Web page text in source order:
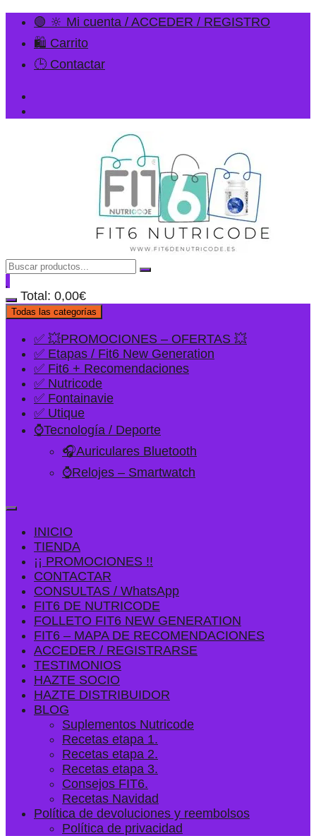
🟢 🔆 Mi cuenta / ACCEDER / REGISTRO
🛍️ Carrito
🕒 Contactar
Total: 0,00€
Todas las categorías
✅ 💥PROMOCIONES – OFERTAS 💥
✅ Etapas / Fit6 New Generation
✅ Fit6 + Recomendaciones
✅ Nutricode
✅ Fontainavie
✅ Utique
⌚Tecnología / Deporte
🎧Auriculares Bluetooth
⌚Relojes – Smartwatch
INICIO
TIENDA
¡¡ PROMOCIONES !!
CONTACTAR
CONSULTAS / WhatsApp
FIT6 DE NUTRICODE
FOLLETO FIT6 NEW GENERATION
FIT6 – MAPA DE RECOMENDACIONES
ACCEDER / REGISTRARSE
TESTIMONIOS
HAZTE SOCIO
HAZTE DISTRIBUIDOR
BLOG
Suplementos Nutricode
Recetas etapa 1.
Recetas etapa 2.
Recetas etapa 3.
Consejos FIT6.
Recetas Navidad
Política de devoluciones y reembolsos
Política de privacidad